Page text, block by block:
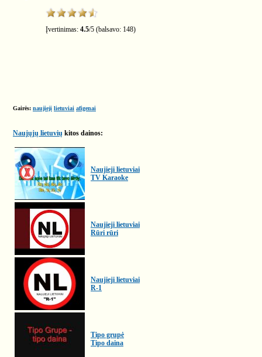
Įvertinimas: 4.5/5 (balsavo: 148)
Gairės: naujieji lietuviai afigenai
Naujųjų lietuvių kitos dainos:
Naujieji lietuviai
TV Karaoke
Naujieji lietuviai
Rūri rūri
Naujieji lietuviai
R-1
Tipo grupė
Tipo daina